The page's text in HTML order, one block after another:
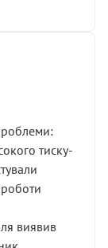
тиску-
виявив